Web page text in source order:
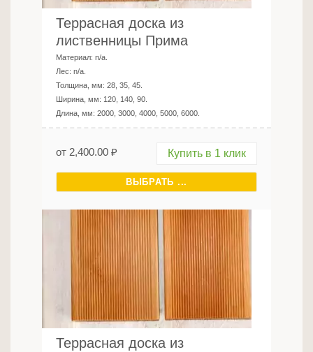
Террасная доска из
лиственницы Прима
Материал: n/a
Лес: n/a
Толщина, мм: 28, 35, 45
Ширина, мм: 120, 140, 90
Длина, мм: 2000, 3000, 4000, 5000, 6000
от 2,400.00 ₽ Купить в 1 клик
ВЫБРАТЬ ...
Террасная доска из